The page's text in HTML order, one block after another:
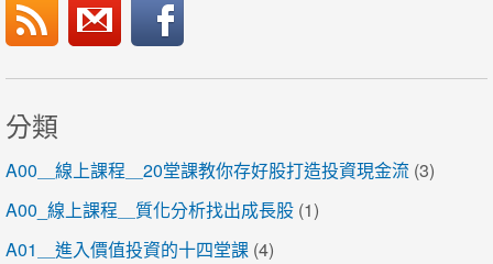
分類
A00＿線上課程＿20堂課教你存好股打造投資現金流 (3)
A00_線上課程＿質化分析找出成長股 (1)
A01＿進入價值投資的十四堂課 (4)